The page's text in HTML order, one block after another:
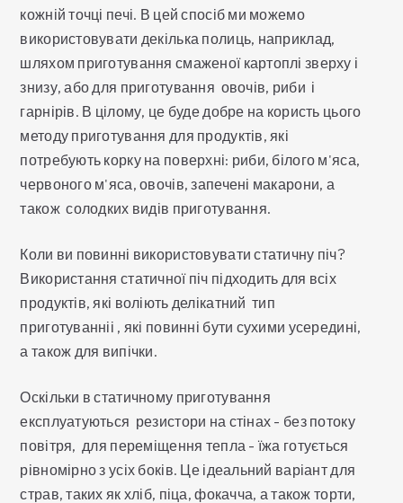
кожній точці печі. В цей спосіб ми можемо
використовувати декілька полиць, наприклад,
шляхом приготування смаженої картоплі зверху і
знизу, або для приготування овочів, риби і
гарнірів. В цілому, це буде добре на користь цього
методу приготування для продуктів, які
потребують корку на поверхні: риби, білого м'яса,
червоного м'яса, овочів, запечені макарони, а
також солодких видів приготування.
Коли ви повинні використовувати статичну піч?
Використання статичної піч підходить для всіх
продуктів, які воліють делікатний тип
приготуванніі , які повинні бути сухими усередині,
а також для випічки.
Оскільки в статичному приготування
експлуатуються резистори на стінах - без потоку
повітря, для переміщення тепла - їжа готується
рівномірно з усіх боків. Це ідеальний варіант для
страв, таких як хліб, піца, фокачча, а також торти,